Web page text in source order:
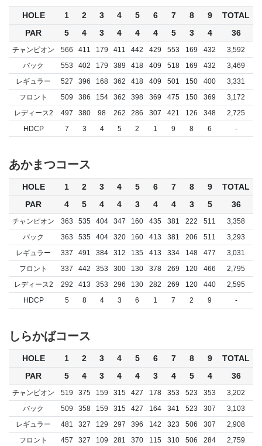
HOLE 1 2 3 4 5 6 7 8 9
TOTAL
PAR
5 4 3 4 4 4 5 3 4 36
チャンピオン 566 411 179 411 442 429 553 169 432
3,592
バック
553 402 179 389 418 409 518 169 432
3,469
レギュラー
527 396 168 362 418 409 501 150 400
3,331
フロント
509 386 154 362 398 369 475 150 369
3,172
レディース2
497 380 98 262 286 307 421 126 348
2,725
HDCP
7 3 4 5 2 1 9 8 6 -
あかまつコース
HOLE 1 2 3 4 5 6 7 8 9
TOTAL
PAR
4 5 4 4 3 4 4 3 5 36
チャンピオン 363 535 404 347 160 435 381 222 511
3,358
バック
363 535 404 320 160 413 381 206 511
3,293
レギュラー
337 491 384 312 135 413 334 148 477
3,031
フロント
337 442 353 300 130 378 269 120 466
2,795
レディース2
292 413 353 296 130 282 269 120 440
2,595
HDCP
5 8 4 3 6 1 7 2 9 -
しらかばコース
HOLE 1 2 3 4 5 6 7 8 9
TOTAL
PAR
5 4 3 4 4 3 4 5 4 36
チャンピオン 519 375 159 315 427 178 353 523 353
3,202
バック
509 358 159 315 427 164 341 523 307
3,103
レギュラー
481 327 129 297 396 142 323 506 307
2,908
フロント
457 327 109 281 370 115 310 506 284
2,759